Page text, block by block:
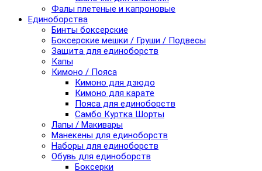
Фалы плетеные и капроновые
Единоборства
Бинты боксерские
Боксерские мешки / Груши / Подвесы
Защита для единоборств
Капы
Кимоно / Пояса
Кимоно для дзюдо
Кимоно для карате
Пояса для единоборств
Самбо Куртка Шорты
Лапы / Макивары
Манекены для единоборств
Наборы для единоборств
Обувь для единоборств
Боксерки